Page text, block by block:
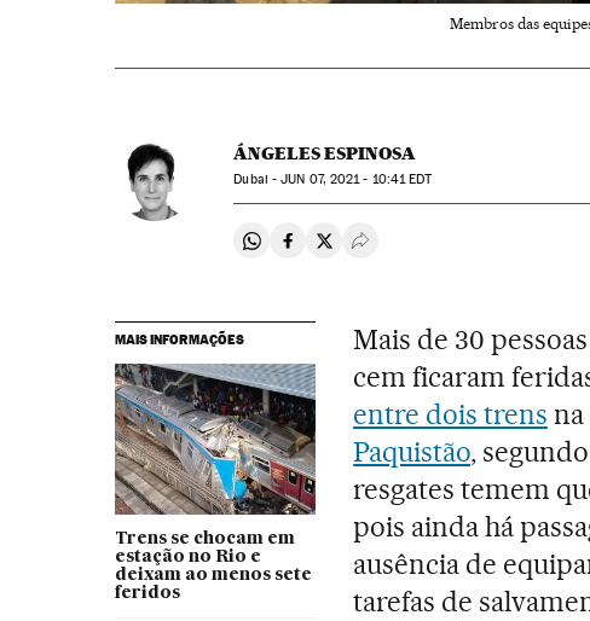
Membros das
ÁNGELES ESPINOSA
Dubai -JUN 07, 2021 - 10:41EDT
Compartir en Whatsapp
Compartir en Facebook
Compartir en Twitter
Desplegar Redes Sociales
MAIS INFORMAÇÕES
Trens se chocam em
estação no Rio e
deixam ao menos sete
feridos
Mais de 30
cem ficaram
entre dois trens
Paquistão,
resgates temem
pois ainda há
ausência de
tarefas de